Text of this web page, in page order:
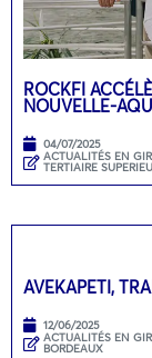
ROCKFI
NOUVELLE-
04/07/2025
ACTUALITÉS EN
TERTIAIRE
AVEKAPETI,
12/06/2025
ACTUALITÉS EN
BORDEAUX